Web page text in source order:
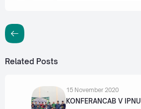
Related Posts
15 November 2020
KONFERANCAB V